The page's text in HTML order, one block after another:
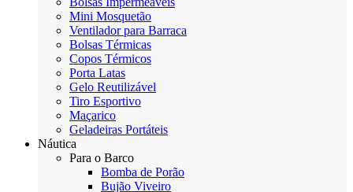
Mini Mosquetão
Ventilador para Barraca
Bolsas Térmicas
Copos Térmicos
Porta Latas
Gelo Reutilizável
Tiro Esportivo
Maçarico
Geladeiras Portáteis
Náutica
Para o Barco
Bomba de Porão
Bujão Viveiro